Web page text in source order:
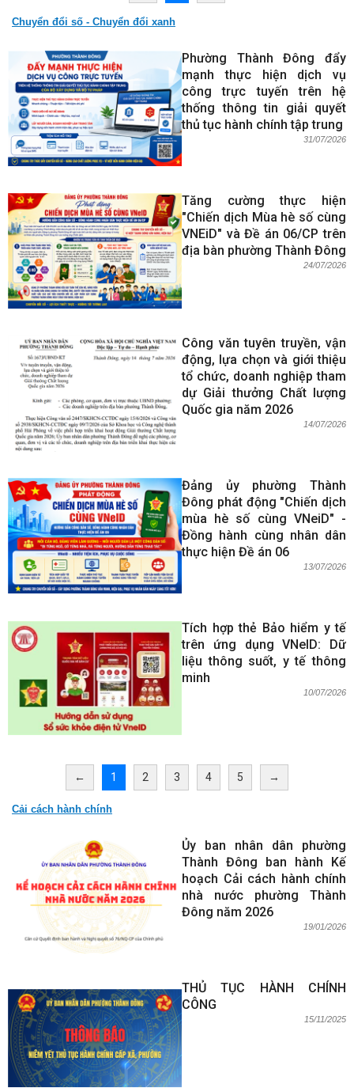
Chuyển đổi số - Chuyển đổi xanh
Phường Thành Đông đẩy
mạnh thực hiện dịch vụ
công trực tuyến trên hệ
thống thông tin giải quyết
thủ tục hành chính tập trung
31/07/2026
Tăng cường thực hiện
"Chiến dịch Mùa hè số cùng
VNEiD" và Đề án 06/CP trên
địa bàn phường Thành Đông
24/07/2026
Công văn tuyên truyền, vận
động, lựa chọn và giới thiệu
tổ chức, doanh nghiệp tham
dự Giải thưởng Chất lượng
Quốc gia năm 2026
14/07/2026
Đảng ủy phường Thành
Đông phát động "Chiến dịch
mùa hè số cùng VNeiD" -
Đồng hành cùng nhân dân
thực hiện Đề án 06
13/07/2026
Tích hợp thẻ Bảo hiểm y tế
trên ứng dụng VNeID: Dữ
liệu thông suốt, y tế thông
minh
10/07/2026
← 1 2 3 4 5 →
Cải cách hành chính
Ủy ban nhân dân phường
Thành Đông ban hành Kế
hoạch Cải cách hành chính
nhà nước phường Thành
Đông năm 2026
19/01/2026
THỦ TỤC HÀNH CHÍNH
CÔNG
15/11/2025